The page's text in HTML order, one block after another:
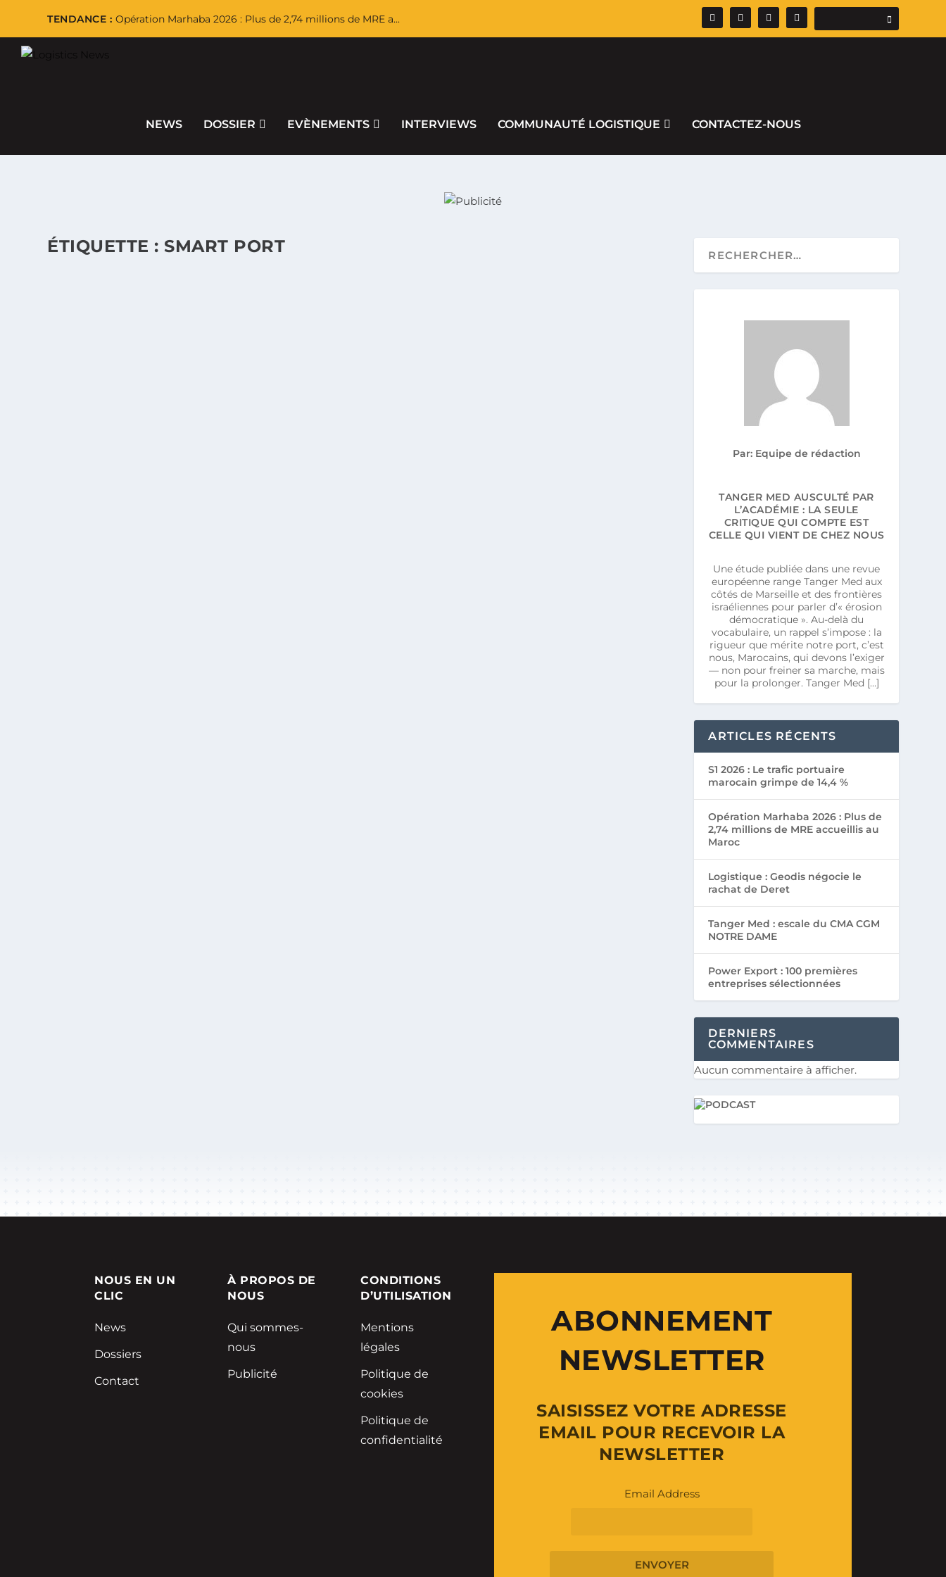
TENDANCE : Opération Marhaba 2026 : Plus de 2,74 millions de MRE a...
NEWS DOSSIER EVÈNEMENTS INTERVIEWS COMMUNAUTÉ LOGISTIQUE CONTACTEZ-NOUS
ÉTIQUETTE : SMART PORT
Par: Equipe de rédaction
TANGER MED AUSCULTÉ PAR
L’ACADÉMIE : LA SEULE
CRITIQUE QUI COMPTE EST
CELLE QUI VIENT DE CHEZ NOUS
Une étude publiée dans une revue
européenne range Tanger Med aux
côtés de Marseille et des frontières
israéliennes pour parler d’« érosion
démocratique ». Au-delà du
vocabulaire, un rappel s’impose : la
rigueur que mérite notre port, c’est
nous, Marocains, qui devons l’exiger
— non pour freiner sa marche, mais
pour la prolonger. Tanger Med […]
ARTICLES RÉCENTS
S1 2026 : Le trafic portuaire
marocain grimpe de 14,4 %
Opération Marhaba 2026 : Plus de
2,74 millions de MRE accueillis au
Maroc
Logistique : Geodis négocie le
rachat de Deret
Tanger Med : escale du CMA CGM
NOTRE DAME
Power Export : 100 premières
entreprises sélectionnées
DERNIERS
COMMENTAIRES
Aucun commentaire à afficher.
NOUS EN UN
CLIC
News
Dossiers
Contact
À PROPOS DE
NOUS
Qui sommes-
nous
Publicité
CONDITIONS
D’UTILISATION
Mentions
légales
Politique de
cookies
Politique de
confidentialité
ABONNEMENT
NEWSLETTER
SAISISSEZ VOTRE ADRESSE
EMAIL POUR RECEVOIR LA
NEWSLETTER
Email Address